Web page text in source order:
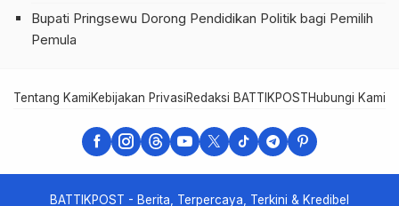
Bupati Pringsewu Dorong Pendidikan Politik bagi Pemilih
Pemula
Tentang KamiKebijakan PrivasiRedaksi BATTIKPOSTHubungi Kami
BATTIKPOST - Berita, Terpercaya, Terkini & Kredibel